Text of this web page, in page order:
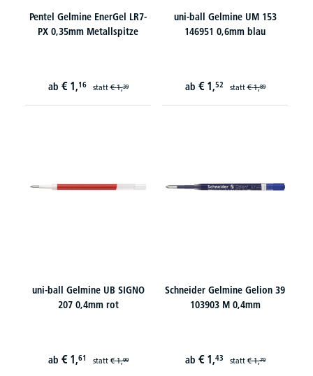
Pentel Gelmine EnerGel LR7-
PX 0,35mm Metallspitze
ab € 1,16 statt€ 1,39
uni-ball Gelmine UM 153
146951 0,6mm blau
ab € 1,52 statt€ 1,89
uni-ball Gelmine UB SIGNO
207 0,4mm rot
ab € 1,61 statt€ 1,99
Schneider Gelmine Gelion 39
103903 M 0,4mm
ab € 1,43 statt€ 1,79